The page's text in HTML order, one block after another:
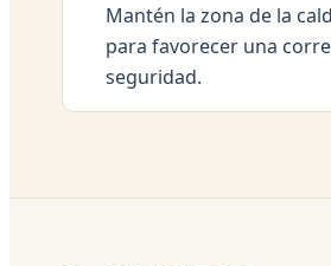
Mantén la zona de la
para favorecer una
seguridad.